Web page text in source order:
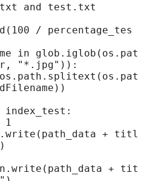
and test.txt
/ percentage_tes
in glob.iglob(os.pat
"*.jpg")):